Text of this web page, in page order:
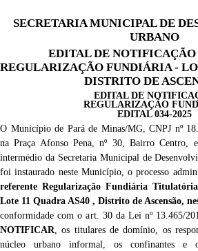
SECRETARIA MUNICIPAL DE
URBANO
EDITAL DE NOTIFICAÇÃO
REGULARIZAÇÃO FUNDIÁRIA -
DISTRITO DE
EDITAL DE
REGULARIZAÇÃO
EDITAL 034-2025
O Município de Pará de Minas/MG, CNPJ nº
na Praça Afonso Pena, nº 30, Bairro Centro,
intermédio da Secretaria Municipal de
foi instaurado neste Município, o processo
referente Regularização Fundiária
Lote 11 Quadra AS40 , Distrito de Ascensão,
conformidade com o art. 30 da Lei nº 13.465/
NOTIFICAR,os titulares de domínio, os
núcleo urbano informal, os confinantes e